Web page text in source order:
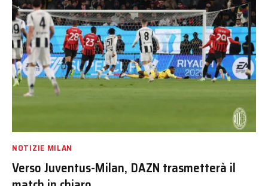
NOTIZIE MILAN
Verso Juventus-Milan, DAZN trasmetterà il